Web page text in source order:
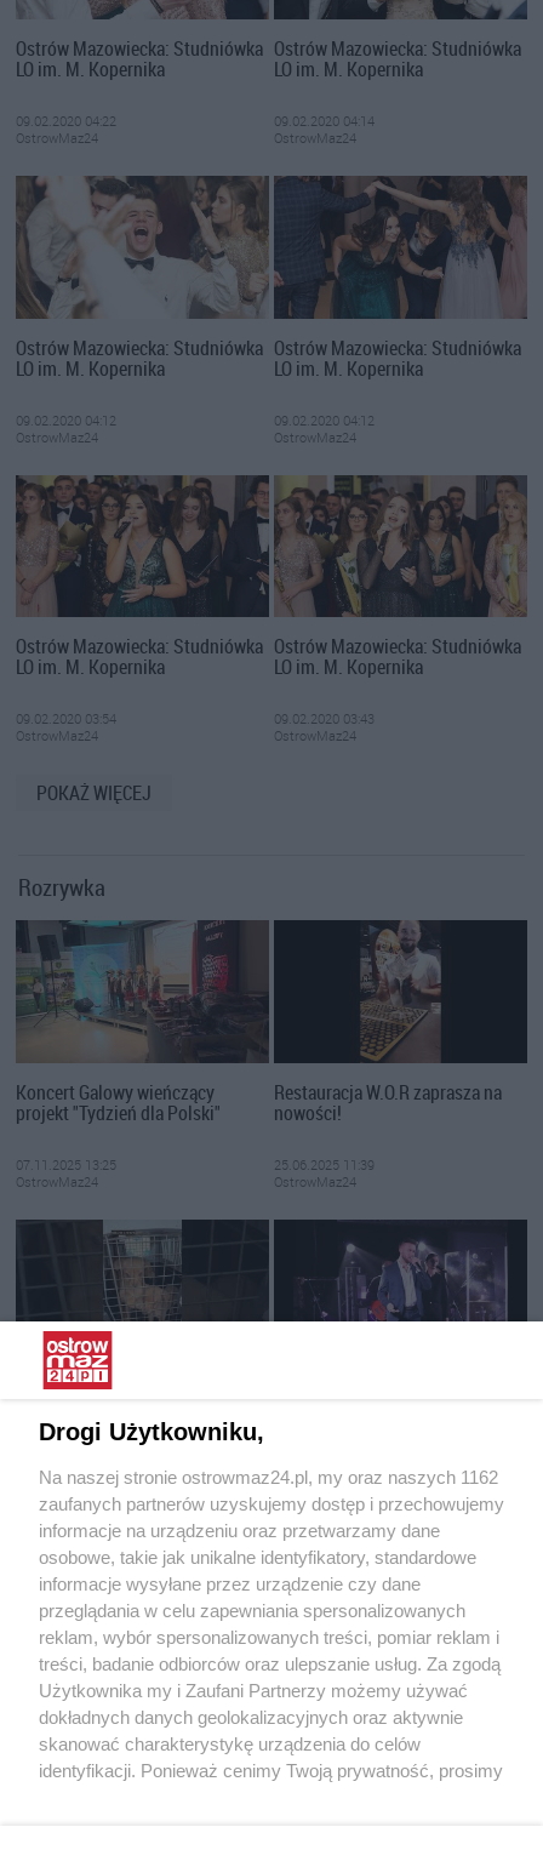
Ostrów Mazowiecka: Studniówka
LO im. M. Kopernika
09.02.2020 04:22
OstrowMaz24
Ostrów Mazowiecka: Studniówka
LO im. M. Kopernika
09.02.2020 04:14
OstrowMaz24
Ostrów Mazowiecka: Studniówka
LO im. M. Kopernika
09.02.2020 04:12
OstrowMaz24
Ostrów Mazowiecka: Studniówka
LO im. M. Kopernika
09.02.2020 04:12
OstrowMaz24
Ostrów Mazowiecka: Studniówka
LO im. M. Kopernika
09.02.2020 03:54
OstrowMaz24
Ostrów Mazowiecka: Studniówka
LO im. M. Kopernika
09.02.2020 03:43
OstrowMaz24
POKAŻ WIĘCEJ
Rozrywka
Koncert Galowy wieńczący
projekt "Tydzień dla Polski"
07.11.2025 13:25
OstrowMaz24
Restauracja W.O.R zaprasza na
nowości!
25.06.2025 11:39
OstrowMaz24
Interwencja Pogotowia dla
OstrowMaz24
OstrowMaz24
Spotkanie z Rafałem
Trzaskowskim w Ostrowi
Mazowieckiej
06.04.2025 13:49
OstrowMaz24
Ostrowski Styl 2025
10.03.2025 12:30
OstrowMaz24
Drogi Użytkowniku,
Na naszej stronie ostrowmaz24.pl, my oraz naszych 1162
zaufanych partnerów uzyskujemy dostęp i przechowujemy
informacje na urządzeniu oraz przetwarzamy dane
osobowe, takie jak unikalne identyfikatory, standardowe
informacje wysyłane przez urządzenie czy dane
przeglądania w celu zapewniania spersonalizowanych
reklam, wybór spersonalizowanych treści, pomiar reklam i
treści, badanie odbiorców oraz ulepszanie usług. Za zgodą
Użytkownika my i Zaufani Partnerzy możemy używać
dokładnych danych geolokalizacyjnych oraz aktywnie
skanować charakterystykę urządzenia do celów
identyfikacji. Ponieważ cenimy Twoją prywatność, prosimy